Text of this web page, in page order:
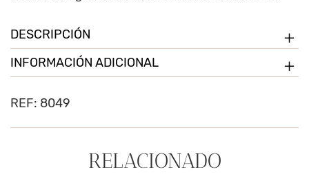
DESCRIPCIÓN
INFORMACIÓN ADICIONAL
REF: 8049
RELACIONADO